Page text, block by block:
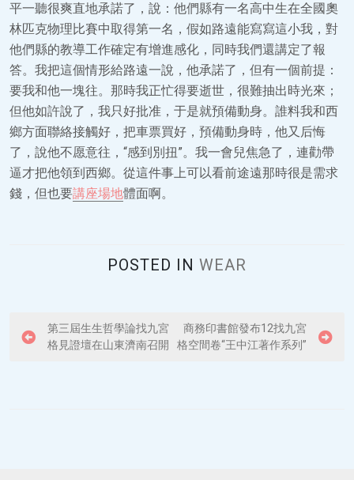
平一聽很爽直地承諾了，說：他們縣有一名高中生在全國奧
林匹克物理比賽中取得第一名，假如路遠能寫寫這小我，對
他們縣的教導工作確定有增進感化，同時我們還講定了報
答。我把這個情形給路遠一說，他承諾了，但有一個前提：
要我和他一塊往。那時我正忙得要逝世，很難抽出時光來；
但他如許說了，我只好批准，于是就預備動身。誰料我和西
鄉方面聯絡接觸好，把車票買好，預備動身時，他又后悔
了，說他不愿意往，“感到別扭”。我一會兒焦急了，連勸帶
逼才把他領到西鄉。從這件事上可以看前途遠那時很是需求
錢，但也要講座場地體面啊。
POSTED IN WEAR
P
第三屆生生哲學論找九宮
格見證壇在山東濟南召開
商務印書館發布12找九宮
格空間卷“王中江著作系列”